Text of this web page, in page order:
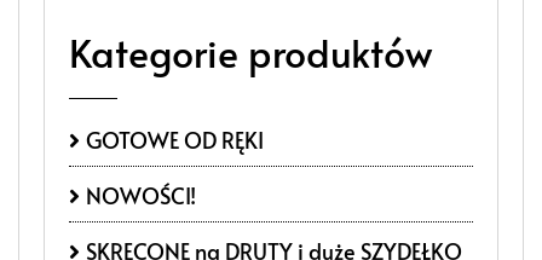
Kategorie produktów
GOTOWE OD RĘKI
NOWOŚCI!
SKRĘCONE na DRUTY i duże SZYDEŁKO